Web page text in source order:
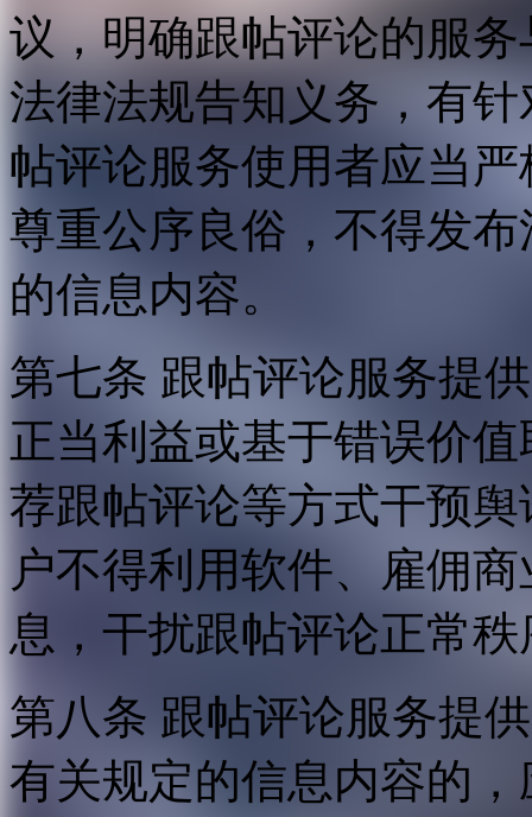
议，明确跟帖评论的服
法律法规告知义务，有
帖评论服务使用者应当
尊重公序良俗，不得发
的信息内容。
第七条 跟帖评论服务提
正当利益或基于错误价
荐跟帖评论等方式干预
户不得利用软件、雇佣
息，干扰跟帖评论正常
第八条 跟帖评论服务提
有关规定的信息内容的